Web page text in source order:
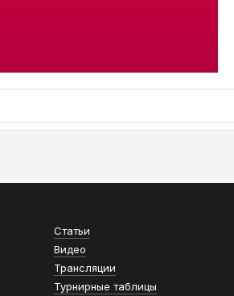
Статьи
Видео
Трансляции
Турнирные таблицы